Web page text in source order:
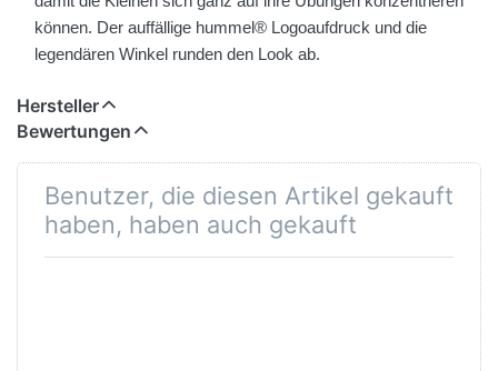
können. Der auffällige hummel® Logoaufdruck und die
legendären Winkel runden den Look ab.
Hersteller
Bewertungen
Benutzer, die diesen Artikel gekauft
haben, haben auch gekauft